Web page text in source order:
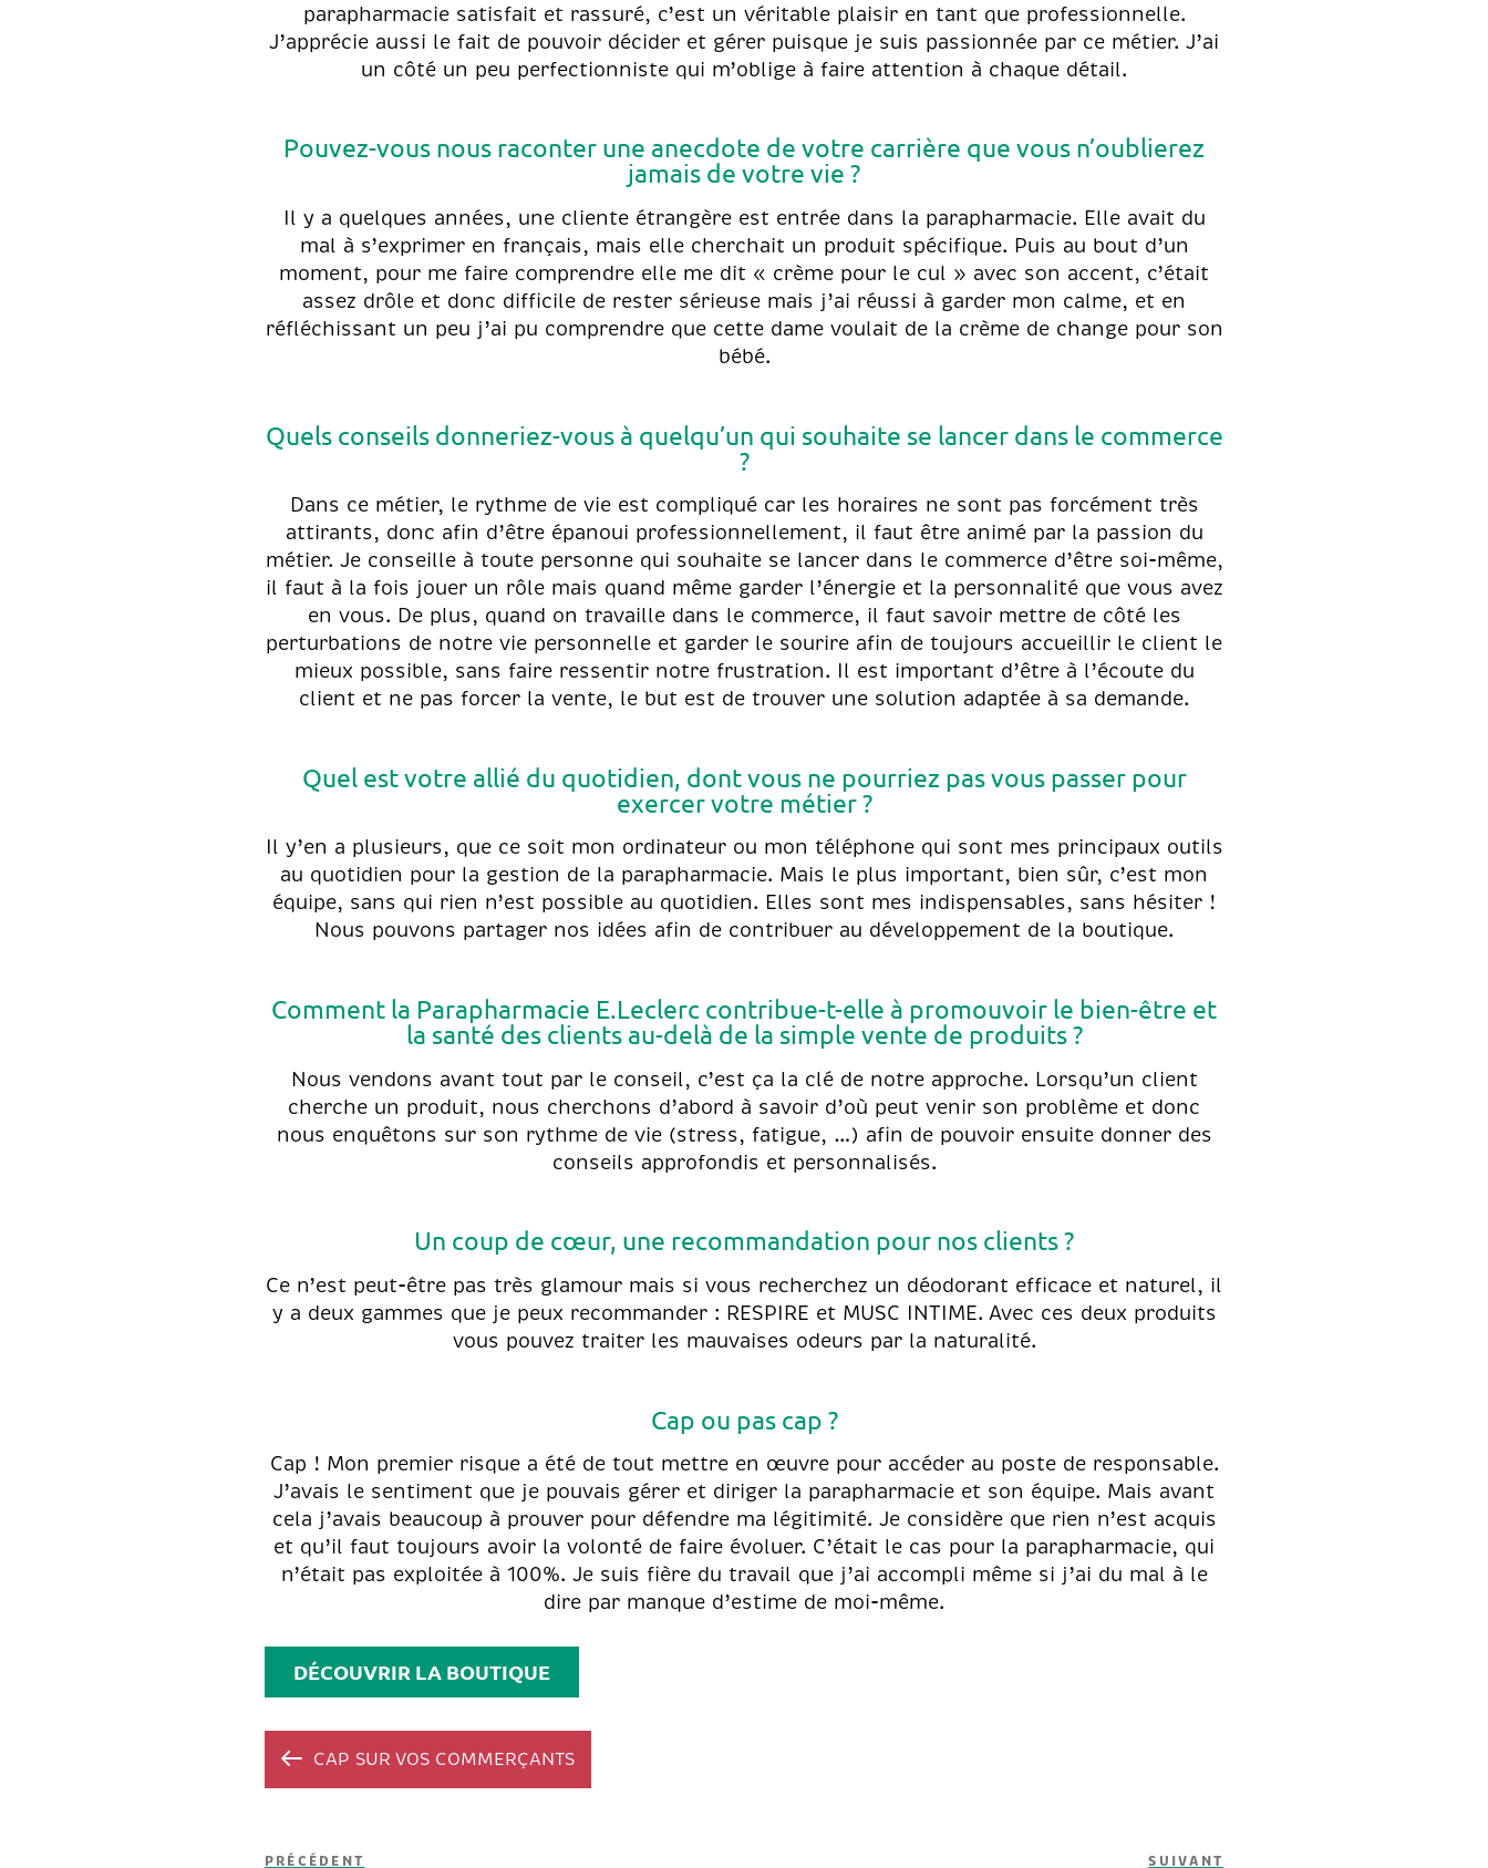
parapharmacie satisfait et rassuré, c’est un véritable plaisir en tant que professionnelle.
J’apprécie aussi le fait de pouvoir décider et gérer puisque je suis passionnée par ce métier. J’ai
un côté un peu perfectionniste qui m’oblige à faire attention à chaque détail.
Pouvez-vous nous raconter une anecdote de votre carrière que vous n’oublierez
jamais de votre vie ?
Il y a quelques années, une cliente étrangère est entrée dans la parapharmacie. Elle avait du
mal à s’exprimer en français, mais elle cherchait un produit spécifique. Puis au bout d’un
moment, pour me faire comprendre elle me dit « crème pour le cul » avec son accent, c’était
assez drôle et donc difficile de rester sérieuse mais j’ai réussi à garder mon calme, et en
réfléchissant un peu j’ai pu comprendre que cette dame voulait de la crème de change pour son
bébé.
Quels conseils donneriez-vous à quelqu’un qui souhaite se lancer dans le commerce
?
Dans ce métier, le rythme de vie est compliqué car les horaires ne sont pas forcément très
attirants, donc afin d’être épanoui professionnellement, il faut être animé par la passion du
métier. Je conseille à toute personne qui souhaite se lancer dans le commerce d’être soi-même,
il faut à la fois jouer un rôle mais quand même garder l’énergie et la personnalité que vous avez
en vous. De plus, quand on travaille dans le commerce, il faut savoir mettre de côté les
perturbations de notre vie personnelle et garder le sourire afin de toujours accueillir le client le
mieux possible, sans faire ressentir notre frustration. Il est important d’être à l’écoute du
client et ne pas forcer la vente, le but est de trouver une solution adaptée à sa demande.
Quel est votre allié du quotidien, dont vous ne pourriez pas vous passer pour
exercer votre métier ?
Il y’en a plusieurs, que ce soit mon ordinateur ou mon téléphone qui sont mes principaux outils
au quotidien pour la gestion de la parapharmacie. Mais le plus important, bien sûr, c’est mon
équipe, sans qui rien n’est possible au quotidien. Elles sont mes indispensables, sans hésiter !
Nous pouvons partager nos idées afin de contribuer au développement de la boutique.
Comment la Parapharmacie E.Leclerc contribue-t-elle à promouvoir le bien-être et
la santé des clients au-delà de la simple vente de produits ?
Nous vendons avant tout par le conseil, c’est ça la clé de notre approche. Lorsqu’un client
cherche un produit, nous cherchons d’abord à savoir d’où peut venir son problème et donc
nous enquêtons sur son rythme de vie (stress, fatigue, …) afin de pouvoir ensuite donner des
conseils approfondis et personnalisés.
Un coup de cœur, une recommandation pour nos clients ?
Ce n’est peut-être pas très glamour mais si vous recherchez un déodorant efficace et naturel, il
y a deux gammes que je peux recommander : RESPIRE et MUSC INTIME. Avec ces deux produits
vous pouvez traiter les mauvaises odeurs par la naturalité.
Cap ou pas cap ?
Cap ! Mon premier risque a été de tout mettre en œuvre pour accéder au poste de responsable.
J’avais le sentiment que je pouvais gérer et diriger la parapharmacie et son équipe. Mais avant
cela j’avais beaucoup à prouver pour défendre ma légitimité. Je considère que rien n’est acquis
et qu’il faut toujours avoir la volonté de faire évoluer. C’était le cas pour la parapharmacie, qui
n’était pas exploitée à 100%. Je suis fière du travail que j’ai accompli même si j’ai du mal à le
dire par manque d’estime de moi-même.
DÉCOUVRIR LA BOUTIQUE
CAP SUR VOS COMMERÇANTS
Article
PRÉCÉDENT Article
SUIVANT